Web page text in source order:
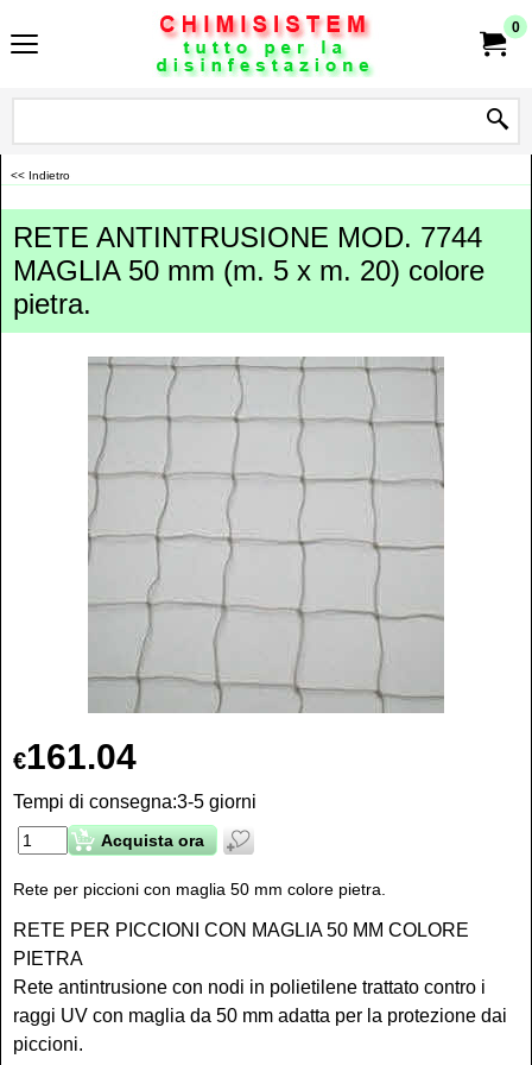
0
<< Indietro
RETE ANTINTRUSIONE MOD. 7744
MAGLIA 50 mm (m. 5 x m. 20) colore
pietra.
€161.04
Tempi di consegna:3-5 giorni
Acquista ora
Rete per piccioni con maglia 50 mm colore pietra.
RETE PER PICCIONI CON MAGLIA 50 MM COLORE
PIETRA
Rete antintrusione con nodi in polietilene trattato contro i
raggi UV con maglia da 50 mm adatta per la protezione dai
piccioni.